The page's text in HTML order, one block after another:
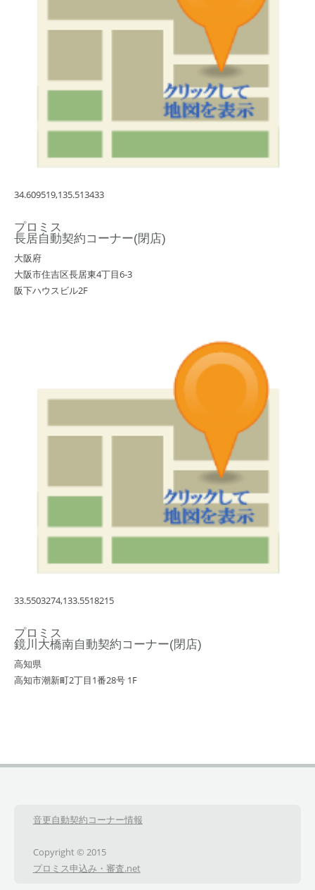
34.609519,135.513433
プロミス
長居自動契約コーナー(閉店)
大阪府
大阪市住吉区長居東4丁目6-3
阪下ハウスビル2F
33.5503274,133.5518215
プロミス
鏡川大橋南自動契約コーナー(閉店)
高知県
高知市潮新町2丁目1番28号 1F
音更自動契約コーナー情報
Copyright © 2015
プロミス申込み・審査.net